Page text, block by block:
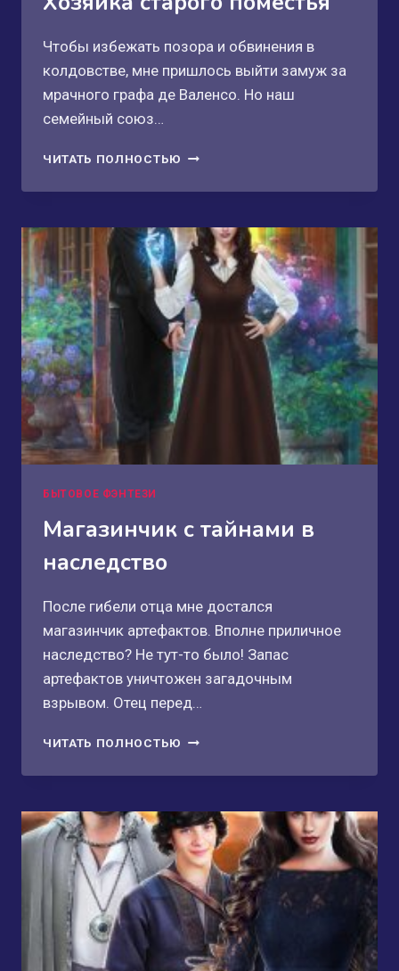
Чтобы избежать позора и обвинения в
колдовстве, мне пришлось выйти замуж за
мрачного графа де Валенсо. Но наш
семейный союз…
ЧИТАТЬ ПОЛНОСТЬЮ ХОЗЯЙКА
ПОМЕСТЬЯ
БЫТОВОЕ ФЭНТЕЗИ
Магазинчик с тайнами в
наследство
После гибели отца мне достался
магазинчик артефактов. Вполне приличное
наследство? Не тут-то было! Запас
артефактов уничтожен загадочным
взрывом. Отец перед…
ЧИТАТЬ ПОЛНОСТЬЮ МАГАЗИНЧИК
ТАЙНАМИ
НАСЛЕДСТВО